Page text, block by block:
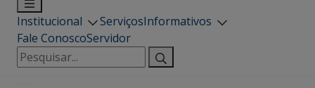
Institucional ServiçosInformativos
Fale ConoscoServidor
Pesquisar
por: